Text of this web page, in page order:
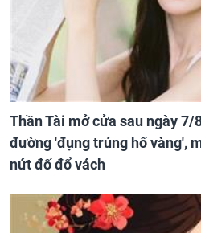
Thần Tài mở cửa sau ngày 7/
đường 'đụng trúng hố vàng',
nứt đố đổ vách